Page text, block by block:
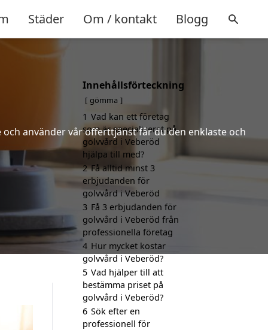
Städer Om / kontakt Blogg
använder vår offerttjänst får du den enklaste och
Innehållsförteckning
gömma
1 Vad kan ett företag
som är specialiserat på
golvvård i Veberöd
hjälpa till med?
2 Få alltid minst 3
erbjudanden för
golvvård i Veberöd
3 Få 3 erbjudanden för
golvvård i Veberöd från
professionella företag
4 Hur mycket kostar
golvvård i Veberöd?
5 Vad hjälper till att
bestämma priset på
golvvård i Veberöd?
6 Sök efter en
professionell för